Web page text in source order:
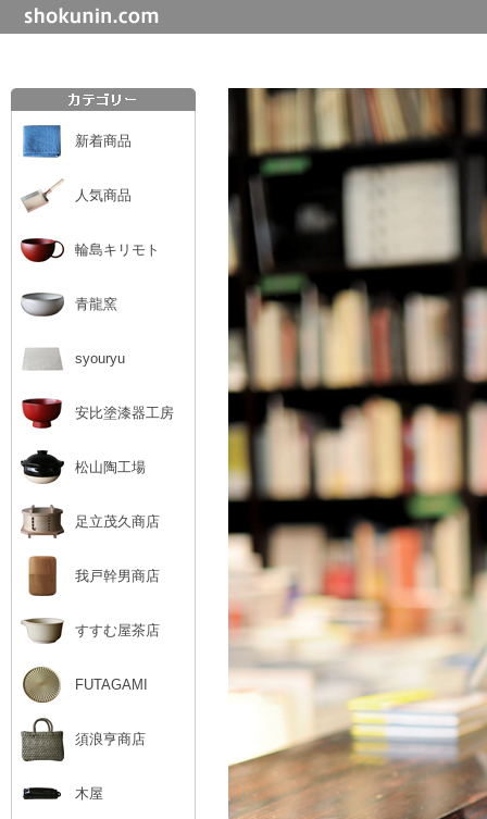
新着商品
人気商品
輪島キリモト
青龍窯
syouryu
安比塗漆器工房
松山陶工場
足立茂久商店
我戸幹男商店
すすむ屋茶店
FUTAGAMI
須浪亨商店
木屋